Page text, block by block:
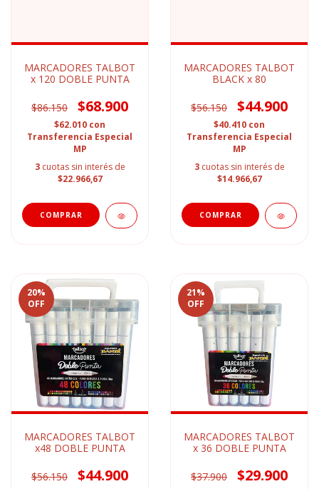
MARCADORES TALBOT
x 120 DOBLE PUNTA
$86.150 $68.900
$62.010 con
Transferencia Especial
MP
3 cuotas sin interés de
$22.966,67
MARCADORES TALBOT
BLACK x 80
$56.150 $44.900
$40.410 con
Transferencia Especial
MP
3 cuotas sin interés de
$14.966,67
20%
OFF
MARCADORES TALBOT
x48 DOBLE PUNTA
$56.150 $44.900
21%
OFF
MARCADORES TALBOT
x 36 DOBLE PUNTA
$37.900 $29.900